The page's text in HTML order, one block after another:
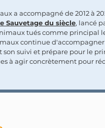
a accompagné de 2012 à
Sauvetage du siècle, lancé
tués comme principal
continue d'accompagner
suivi et prépare pour le
à agir concrètement pour